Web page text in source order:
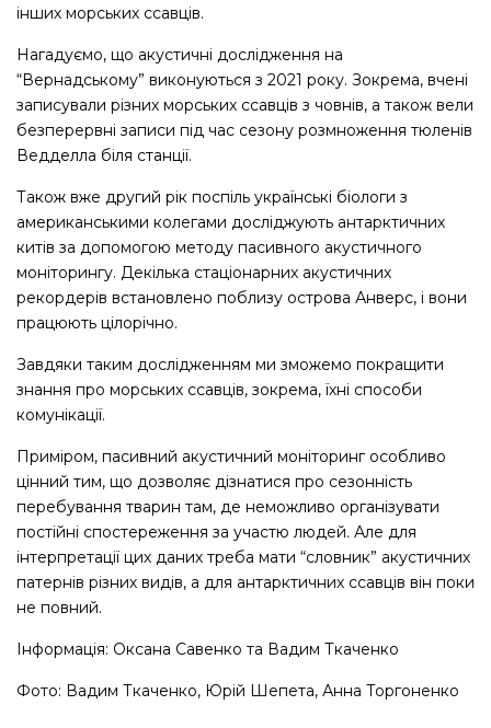
інших морських ссавців.
Нагадуємо, що акустичні дослідження на
“Вернадському” виконуються з 2021 року. Зокрема, вчені
записували різних морських ссавців з човнів, а також вели
безперервні записи під час сезону розмноження тюленів
Ведделла біля станції.
Також вже другий рік поспіль українські біологи з
американськими колегами досліджують антарктичних
китів за допомогою методу пасивного акустичного
моніторингу. Декілька стаціонарних акустичних
рекордерів встановлено поблизу острова Анверc, і вони
працюють цілорічно.
Завдяки таким дослідженням ми зможемо покращити
знання про морських ссавців, зокрема, їхні способи
комунікації.
Приміром, пасивний акустичний моніторинг особливо
цінний тим, що дозволяє дізнатися про сезонність
перебування тварин там, де неможливо організувати
постійні спостереження за участю людей. Але для
інтерпретації цих даних треба мати “словник” акустичних
патернів різних видів, а для антарктичних ссавців він поки
не повний.
Інформація: Оксана Савенко та Вадим Ткаченко
Фото: Вадим Ткаченко, Юрій Шепета, Анна Торгоненко